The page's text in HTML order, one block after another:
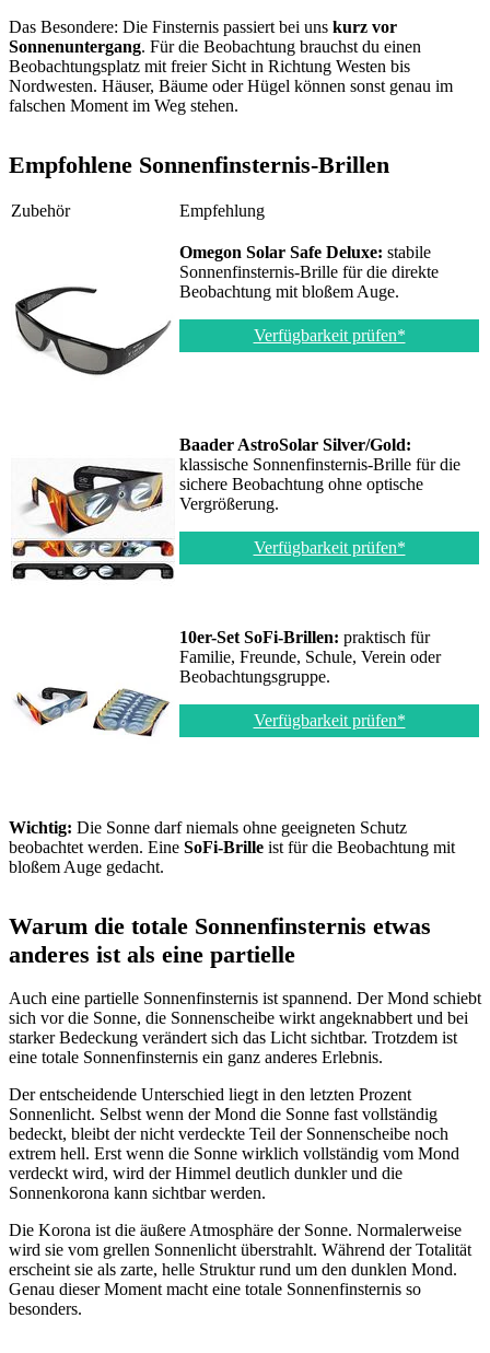
Das Besondere: Die Finsternis passiert bei uns kurz vor
Sonnenuntergang. Für die Beobachtung brauchst du einen
Beobachtungsplatz mit freier Sicht in Richtung Westen bis
Nordwesten. Häuser, Bäume oder Hügel können sonst genau im
falschen Moment im Weg stehen.
Empfohlene Sonnenfinsternis-Brillen
Zubehör Empfehlung
Omegon Solar Safe Deluxe: stabile
Sonnenfinsternis-Brille für die direkte
Beobachtung mit bloßem Auge.
Verfügbarkeit prüfen*
Baader AstroSolar Silver/Gold:
klassische Sonnenfinsternis-Brille für die
sichere Beobachtung ohne optische
Vergrößerung.
Verfügbarkeit prüfen*
10er-Set SoFi-Brillen: praktisch für
Familie, Freunde, Schule, Verein oder
Beobachtungsgruppe.
Verfügbarkeit prüfen*
Wichtig: Die Sonne darf niemals ohne geeigneten Schutz
beobachtet werden. Eine SoFi-Brille ist für die Beobachtung mit
bloßem Auge gedacht.
Warum die totale Sonnenfinsternis etwas
anderes ist als eine partielle
Auch eine partielle Sonnenfinsternis ist spannend. Der Mond schiebt
sich vor die Sonne, die Sonnenscheibe wirkt angeknabbert und bei
starker Bedeckung verändert sich das Licht sichtbar. Trotzdem ist
eine totale Sonnenfinsternis ein ganz anderes Erlebnis.
Der entscheidende Unterschied liegt in den letzten Prozent
Sonnenlicht. Selbst wenn der Mond die Sonne fast vollständig
bedeckt, bleibt der nicht verdeckte Teil der Sonnenscheibe noch
extrem hell. Erst wenn die Sonne wirklich vollständig vom Mond
verdeckt wird, wird der Himmel deutlich dunkler und die
Sonnenkorona kann sichtbar werden.
Die Korona ist die äußere Atmosphäre der Sonne. Normalerweise
wird sie vom grellen Sonnenlicht überstrahlt. Während der Totalität
erscheint sie als zarte, helle Struktur rund um den dunklen Mond.
Genau dieser Moment macht eine totale Sonnenfinsternis so
besonders.